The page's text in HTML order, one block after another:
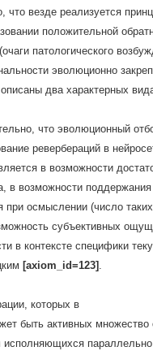
что везде реализуется
положительной
патологического
эволюционно
два характерных
что эволюционный
ревербераций в
в возможности
в возможности
при осмыслении (число
субъективных
в контексте специфики
[axiom_id=123] .
которых в
быть активных множество
исполняющихся